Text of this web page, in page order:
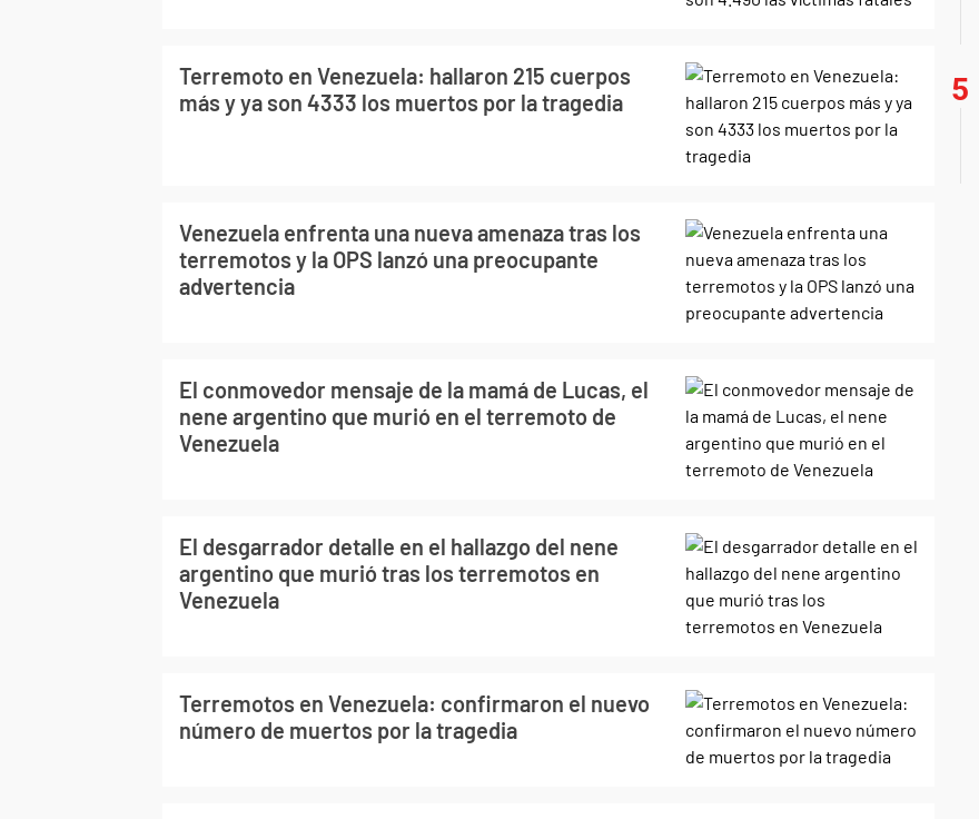
Terremoto en Venezuela: hallaron 215 cuerpos
más y ya son 4333 los muertos por la tragedia
Venezuela enfrenta una nueva amenaza tras los
terremotos y la OPS lanzó una preocupante
advertencia
El conmovedor mensaje de la mamá de Lucas, el
nene argentino que murió en el terremoto de
Venezuela
El desgarrador detalle en el hallazgo del nene
argentino que murió tras los terremotos en
Venezuela
Terremotos en Venezuela: confirmaron el nuevo
número de muertos por la tragedia